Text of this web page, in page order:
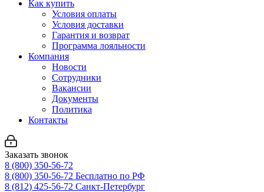
Как купить
Условия оплаты
Условия доставки
Гарантия и возврат
Программа лояльности
Компания
Новости
Сотрудники
Вакансии
Документы
Политика
Контакты
Заказать звонок
8 (800) 350-56-72
8 (800) 350-56-72 Бесплатно по РФ
8 (812) 425-56-72 Санкт-Петербург